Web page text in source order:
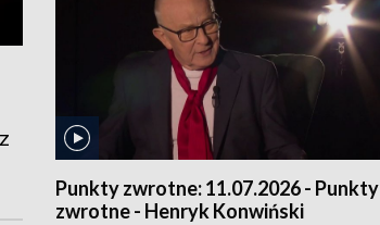
Punkty zwrotne: 11.07.2026 - Punkty
zwrotne - Henryk Konwiński